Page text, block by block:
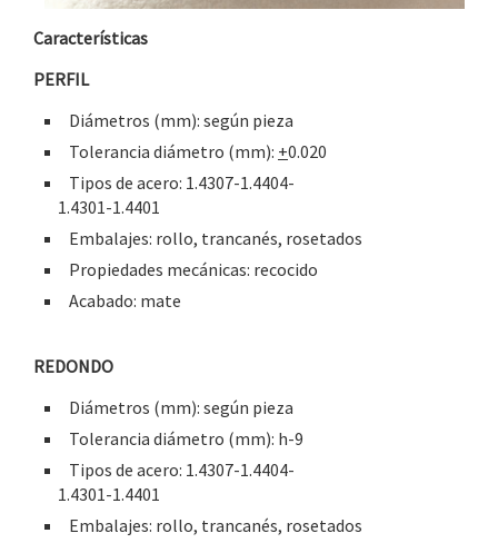
Características
PERFIL
Diámetros (mm): según pieza
Tolerancia diámetro (mm): +0.020
Tipos de acero: 1.4307-1.4404-
1.4301-1.4401
Embalajes: rollo, trancanés, rosetados
Propiedades mecánicas: recocido
Acabado: mate
REDONDO
Diámetros (mm): según pieza
Tolerancia diámetro (mm): h-9
Tipos de acero: 1.4307-1.4404-
1.4301-1.4401
Embalajes: rollo, trancanés, rosetados